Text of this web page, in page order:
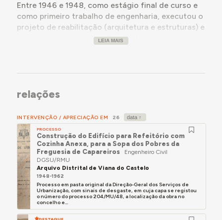
Entre 1946 e 1948, como estágio final de curso e
como primeiro trabalho de engenharia, executou o
projeto de reabilitação (arquitetura e estruturas) e
acompanhou a fiscalização da obra de
Em 23 de agosto de 1948 foi contratado, como
Direcção Geral dos Serviços de Urbanização
Em 11 de janeiro de 1960 foi promovido a
Engenheiro Civil de 2ª classe.
Ao serviço da DGSU efetuou uma missão a França
para estudo de soluções construtivas de
edificações prefabricadas e à Alemanha para
estudo de matadouros. Publicou alguns desses
estudos.
Como delegado da DGSU fez parte das seguintes
comissões:
LEIA MAIS
relações
INTERVENÇÃO / APRECIAÇÃO EM 26
PROCESSO
Construção do Edifício para Refeitório com
Cozinha Anexa, para a Sopa dos Pobres da
Freguesia de Capareiros
Engenheiro Civil
DGSU/RMU
Arquivo Distrital de Viana do Castelo
1948-1962
Processo em pasta original da Direção-Geral dos Serviços de
Urbanização, com sinais de desgaste, em cuja capa se registou
o número do processo 204/MU/48, a localização da obra no
concelho e...
DESTAQUE